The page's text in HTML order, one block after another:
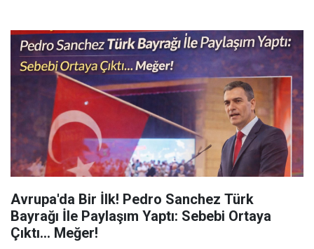
Avrupa'da Bir İlk! Pedro Sanchez Türk
Bayrağı İle Paylaşım Yaptı: Sebebi Ortaya
Çıktı... Meğer!